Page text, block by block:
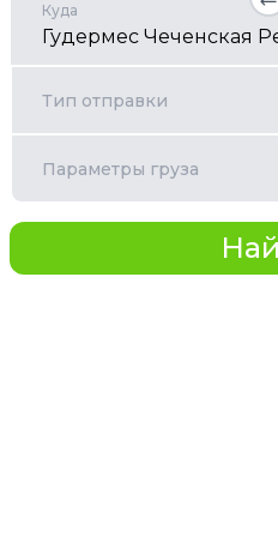
Куда
Тип отправки
Параметры груза